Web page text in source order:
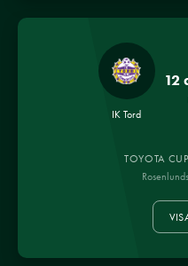
IK Tord
12
TOYOTA